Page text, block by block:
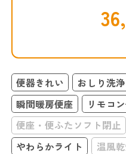
便器きれい おしり洗浄
瞬間暖房便座
リモコ
便座・便ふたソフト閉止
やわらかライト
温風